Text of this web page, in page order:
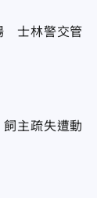
士林警交管
主疏失遭動